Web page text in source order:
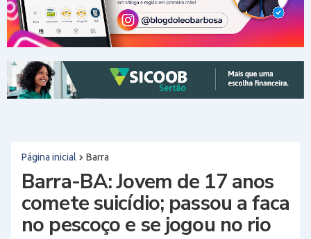
Página inicial Barra
Barra-BA: Jovem de 17 anos
comete suicídio; passou a faca
no pescoço e se jogou no rio